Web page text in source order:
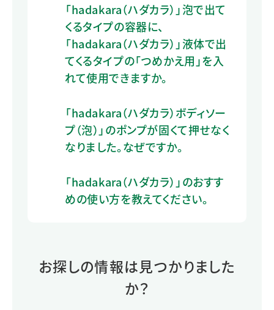
「hadakara（ハダカラ）」泡で出て
くるタイプの容器に、
「hadakara（ハダカラ）」液体で出
てくるタイプの「つめかえ用」を入
れて使用できますか。
「hadakara（ハダカラ）ボディソー
プ（泡）」のポンプが固くて押せなく
なりました。なぜですか。
「hadakara（ハダカラ）」のおすす
めの使い方を教えてください。
お探しの情報は見つかりました
か？